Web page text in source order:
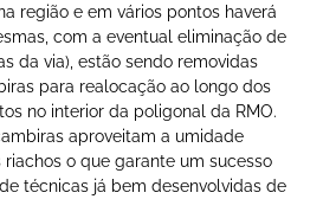
região e em vários pontos haverá
com a eventual eliminação de
da via), estão sendo removidas
para realocação ao longo dos
no interior da poligonal da RMO.
aproveitam a umidade
riachos o que garante um sucesso
técnicas já bem desenvolvidas de